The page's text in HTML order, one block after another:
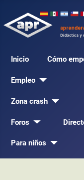
Inicio Cómo
Empleo
Zona crash
Foros
Para niños